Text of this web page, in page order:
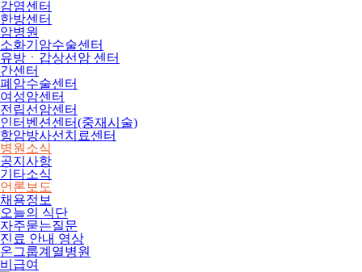
감염센터
한방센터
암병원
소화기암수술센터
유방ㆍ갑상선암 센터
간센터
폐암수술센터
여성암센터
전립선암센터
인터벤션센터(중재시술)
항암방사선치료센터
병원소식
공지사항
기타소식
언론보도
채용정보
오늘의 식단
자주묻는질문
진료 안내 영상
온그룹계열병원
비급여